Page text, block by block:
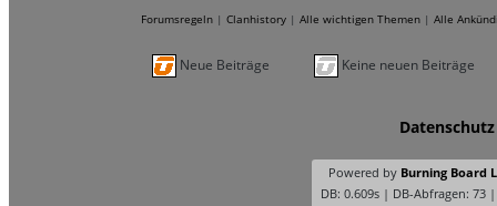
Forumsregeln | Clanhistory | Alle wichtigen Themen | Alle
Neue Beiträge Keine neuen Beiträge
Datenschutz
Powered by Burning Board
DB: 0.609s | DB-Abfragen: 73